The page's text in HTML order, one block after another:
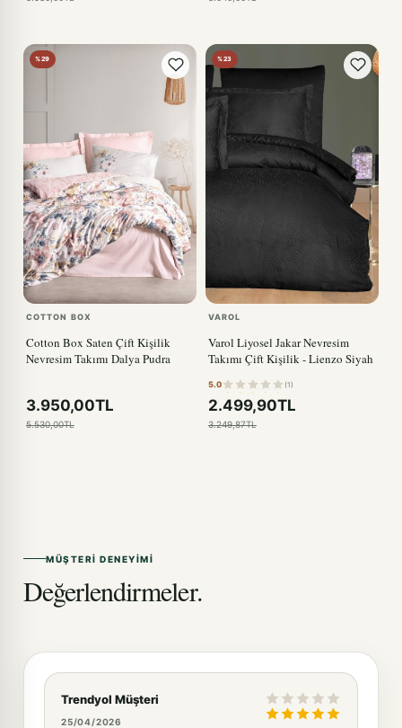
%29
COTTON BOX
Cotton Box Saten Çift Kişilik
Nevresim Takımı Dalya Pudra
3.950,00TL
5.530,00TL
%23
VAROL
Varol Liyosel Jakar Nevresim
Takımı Çift Kişilik - Lienzo Siyah
5.0 (1)
2.499,90TL
3.249,87TL
MÜŞTERI DENEYIMI
Değerlendirmeler.
Trendyol Müşteri
25/04/2026